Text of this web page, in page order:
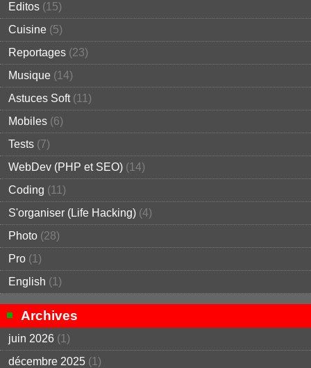
Editos (15)
Cuisine (5)
Reportages (23)
Musique (14)
Astuces Soft(11)
Mobiles (6)
Tests (7)
WebDev (PHP et SEO) (14)
Coding (11)
S'organiser (Life Hacking) (4)
Photo (28)
Pro (1)
English (1)
Archives
juin 2026 (1)
décembre 2025 (1)